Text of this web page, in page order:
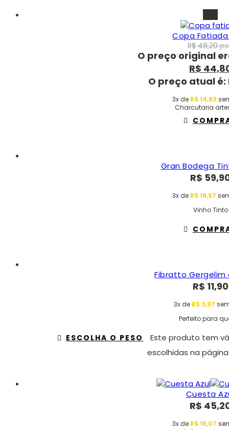
Copa Fatiada
R$48,20
O preço original
R$
O preço atual é:
3x de R$ 14,93
Charcutaria
Gran Bodega
R$
3x de R$ 19,97
Vinho Tinto
Fibratto Gergelim
R$ 11,90
3x de R$ 3,97
Perfeito para
ESCOLHA O PESO
Este produto tem
escolhidas na
Cuesta
R$
3x de R$ 15,07